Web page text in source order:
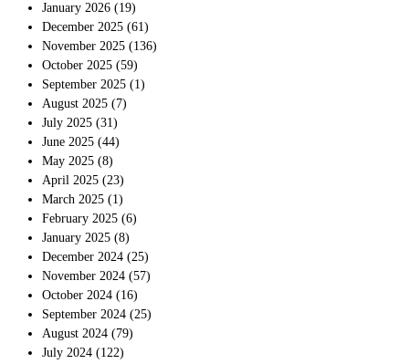
January 2026 (19)
December 2025 (61)
November 2025 (136)
October 2025 (59)
September 2025 (1)
August 2025 (7)
July 2025 (31)
June 2025 (44)
May 2025 (8)
April 2025 (23)
March 2025 (1)
February 2025 (6)
January 2025 (8)
December 2024 (25)
November 2024 (57)
October 2024 (16)
September 2024 (25)
August 2024 (79)
July 2024 (122)